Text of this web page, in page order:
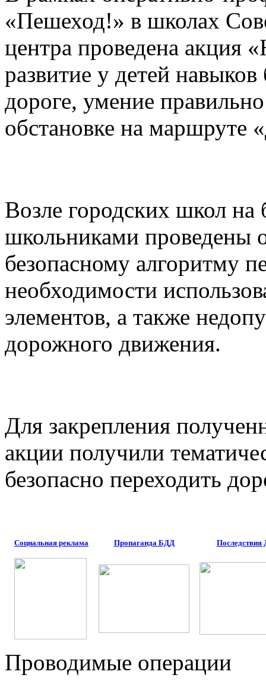
«Пешеход!» в школах
центра проведена
развитие у детей
дороге, умение
обстановке на маршруте
Возле городских школ
школьниками проведены
безопасному алгоритму
необходимости
элементов, а также
дорожного движения.
Для закрепления
акции получили
безопасно переходить
Социальная реклама Пропаганда БДД
Проводимые операции